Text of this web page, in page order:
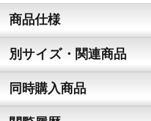
商品仕様
別サイズ・関連商品
同時購入商品